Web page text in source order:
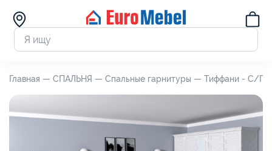
Главная — СПАЛЬНЯ — Спальные гарнитуры — Тиффани - С/Г